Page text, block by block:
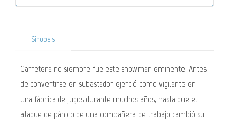
Sinopsis
Carretera no siempre fue este showman eminente. Antes
de convertirse en subastador ejerció como vigilante en
una fábrica de jugos durante muchos años, hasta que el
ataque de pánico de una compañera de trabajo cambió su